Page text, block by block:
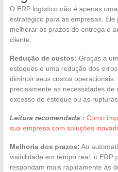
O ERP logístico não é apenas
estratégico para as empresas. Ele
melhorar os prazos de entrega e
cliente.
Redução de custos: Graças a
estoques e uma redução dos
diminuir seus custos
precisamente as necessidades de
excesso de estoque ou as rupturas.
Leitura recomendada : Como
sua empresa com soluções
Melhoria dos prazos: Ao
visibilidade em tempo real, o ERP
respondam mais rapidamente às